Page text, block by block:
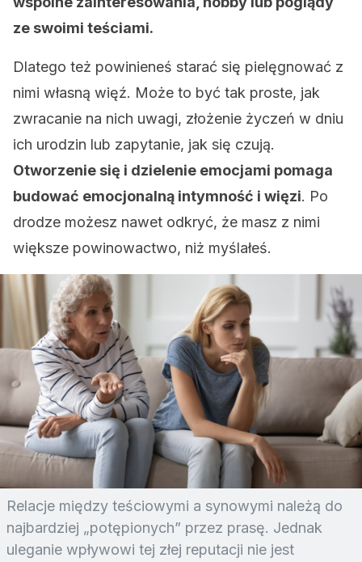
ze swoimi teściami.
Dlatego też powinieneś starać się pielęgnować z
nimi własną więź. Może to być tak proste, jak
zwracanie na nich uwagi, złożenie życzeń w dniu
ich urodzin lub zapytanie, jak się czują.
Otworzenie się i dzielenie emocjami pomaga
budować emocjonalną intymność i więzi. Po
drodze możesz nawet odkryć, że masz z nimi
większe powinowactwo, niż myślałeś.
Relacje między teściowymi a synowymi należą do
najbardziej „potępionych” przez prasę. Jednak
uleganie wpływowi tej złej reputacji nie jest